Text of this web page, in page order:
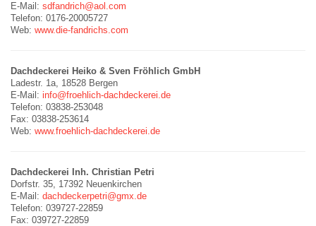
E-Mail: sdfandrich@aol.com
Telefon: 0176-20005727
Web: www.die-fandrichs.com
Dachdeckerei Heiko & Sven Fröhlich GmbH
Ladestr. 1a, 18528 Bergen
E-Mail: info@froehlich-dachdeckerei.de
Telefon: 03838-253048
Fax: 03838-253614
Web: www.froehlich-dachdeckerei.de
Dachdeckerei Inh. Christian Petri
Dorfstr. 35, 17392 Neuenkirchen
E-Mail: dachdeckerpetri@gmx.de
Telefon: 039727-22859
Fax: 039727-22859